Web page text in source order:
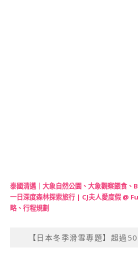
泰國清邁｜大象自然公園、大象觀察餵食
一日深度森林探索旅行 | CJ夫人愛度假 @
略、行程規劃
【日本冬季滑雪專題】超過